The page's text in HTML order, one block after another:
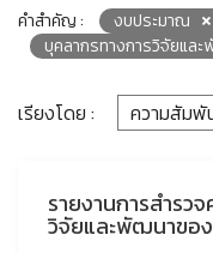
คำสำคัญ : งบประมาณ
บุคลากรทางการวิจัยแล
เรียงโดย :
รายงานการสำรว
วิจัยและพัฒนาของ